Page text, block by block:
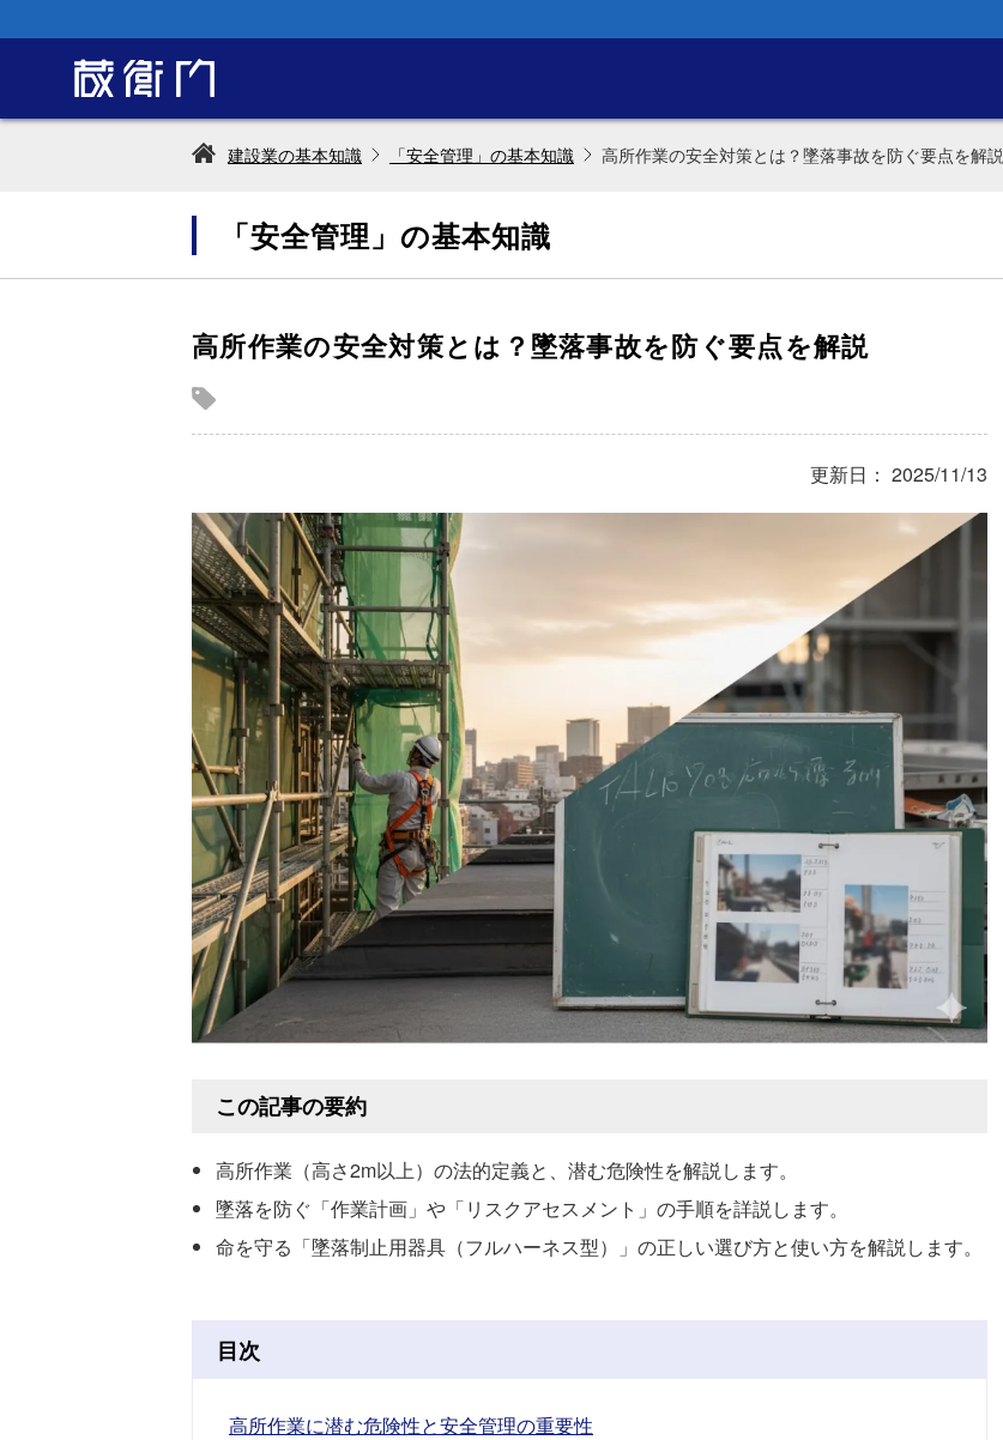
建設業の基本知識 「安全管理」の基本知識 高所作業の安全対策とは？墜落事故を防ぐ要点を解説
「安全管理」の基本知識
高所作業の安全対策とは？墜落事故を防ぐ要点を解説
更新日： 2025/11/13
この記事の要約
高所作業（高さ2m以上）の法的定義と、潜む危険性を解説します。
墜落を防ぐ「作業計画」や「リスクアセスメント」の手順を詳説します。
命を守る「墜落制止用器具（フルハーネス型）」の正しい選び方と使い方を解説します。
目次
高所作業に潜む危険性と安全管理の重要性